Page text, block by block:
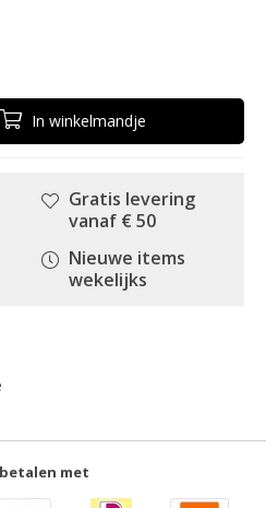
In winkelmandje
Gratis levering
vanaf € 50
Nieuwe items
wekelijks
met